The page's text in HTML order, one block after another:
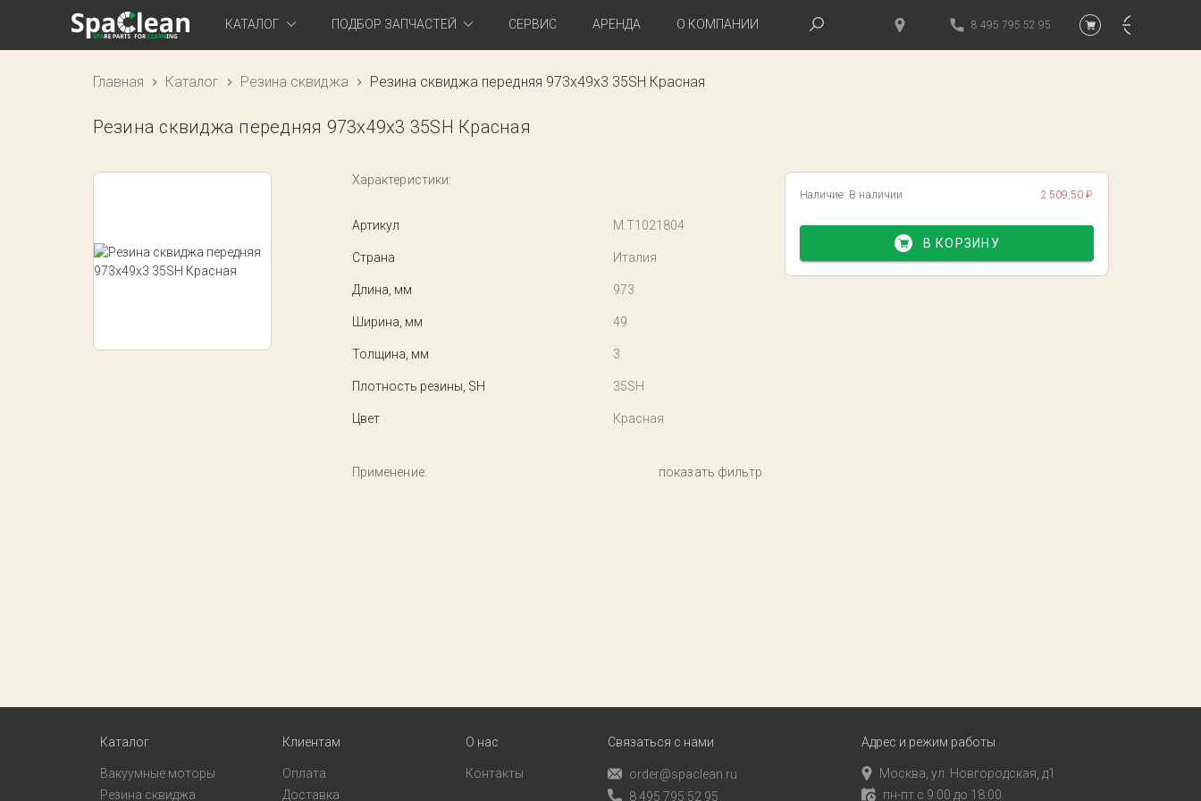
КАТАЛОГ ПОДБОР ЗАПЧАСТЕЙ СЕРВИС АРЕНДА О КОМПАНИИ 8 495 795 52 95
Главная Каталог Резина сквиджа Резина сквиджа передняя 973x49x3 35SH Красная
Резина сквиджа передняя 973x49x3 35SH Красная
Характеристики:
Артикул M.T1021804
Страна Италия
Длина, мм 973
Ширина, мм 49
Толщина, мм 3
Плотность резины, SH 35SH
Цвет Красная
Применение: показать фильтр
Наличие: В наличии 2 509,50 ₽
В КОРЗИНУ
Каталог
Вакуумные моторы
Резина сквиджа
Клиентам
Оплата
Доставка
О нас
Контакты
Связаться с нами
order@spaclean.ru
8 495 795 52 95
Адрес и режим работы
Москва, ул. Новгородская, д1
пн-пт с 9:00 до 18:00